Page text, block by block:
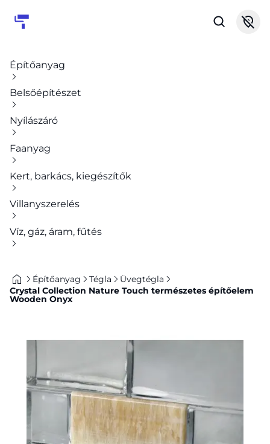
Építőanyag
Belsőépítészet
Nyílászáró
Faanyag
Kert, barkács, kiegészítők
Villanyszerelés
Víz, gáz, áram, fűtés
Építőanyag Tégla
Üvegtégla
Crystal Collection Nature Touch természetes építőelem
Wooden Onyx